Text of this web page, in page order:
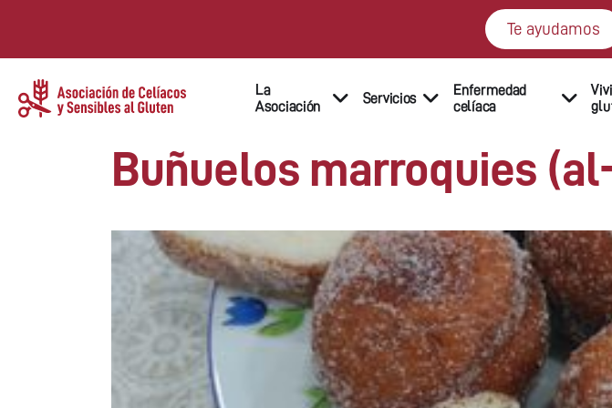
Te ayudamos
La
Asociación
Servicios
Enfermedad
celíaca
Buñuelos marroquies